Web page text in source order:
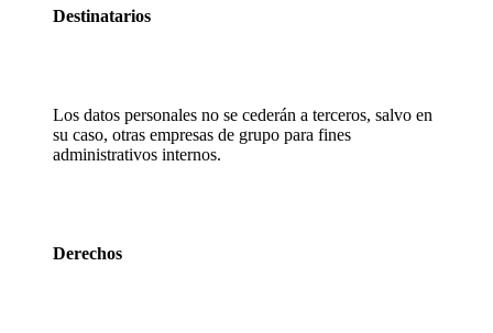
Destinatarios
Los datos personales no se cederán a terceros, salvo en
su caso, otras empresas de grupo para fines
administrativos internos.
Derechos